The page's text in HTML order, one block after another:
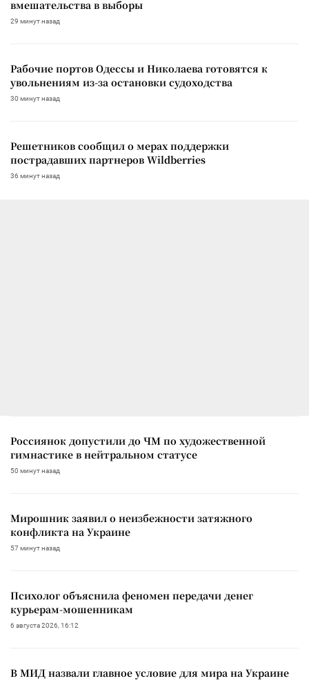
вмешательства в выборы
29 минут назад
Рабочие портов Одессы и Николаева готовятся к
увольнениям из-за остановки судоходства
30 минут назад
Решетников сообщил о мерах поддержки
пострадавших партнеров Wildberries
36 минут назад
Россиянок допустили до ЧМ по художественной
гимнастике в нейтральном статусе
50 минут назад
Мирошник заявил о неизбежности затяжного
конфликта на Украине
57 минут назад
Психолог объяснила феномен передачи денег
курьерам-мошенникам
6 августа 2026, 16:12
В МИД назвали главное условие для мира на Украине